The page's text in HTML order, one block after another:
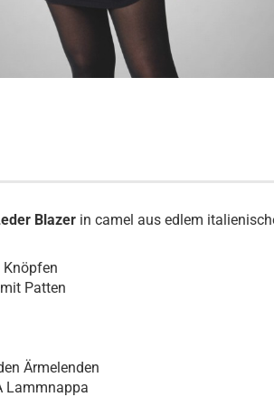
Blazerin camel aus edlem
Knöpfen
Patten
Ärmelenden
Lammnappa